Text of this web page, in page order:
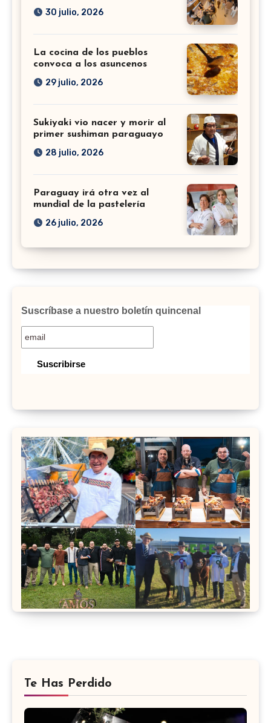
30 julio, 2026
La cocina de los pueblos
convoca a los asuncenos
29 julio, 2026
Sukiyaki vio nacer y morir al
primer sushiman paraguayo
28 julio, 2026
Paraguay irá otra vez al
mundial de la pastelería
26 julio, 2026
Suscríbase a nuestro boletín quincenal
Te Has Perdido